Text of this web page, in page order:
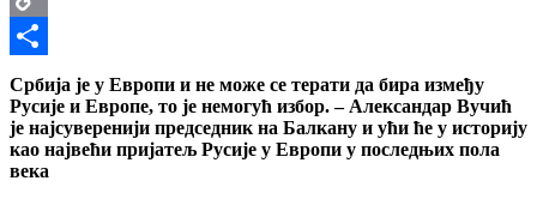
Copy
Link
Share
Србија је у Европи и не може се терати да бира између
Русије и Европе, то је немогућ избор. – Александар Вучић
је најсуверенији председник на Балкану и ући ће у историју
као највећи пријатељ Русије у Европи у последњих пола
века